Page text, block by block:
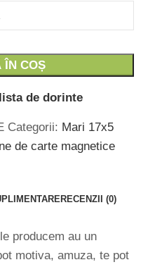
17x5 cm -
ÎN COȘ
de dorinte
Categorii: Mari 17x5
de carte magnetice
RECENZII (0)
producem au un
motiva, amuza, te pot